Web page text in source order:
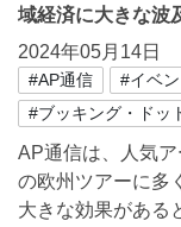
域経済に大きな波
2024年05月14日
#AP通信 #イベン
#ブッキング・ドッ
AP通信は、人気
の欧州ツアーに多
大きな効果がある